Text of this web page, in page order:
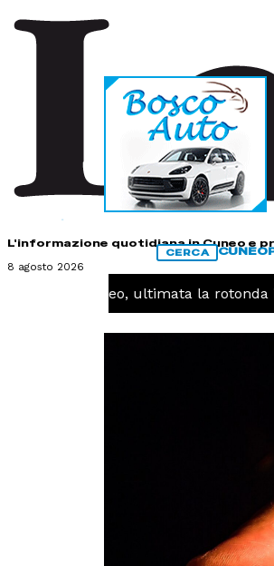
L'informazione quotidiana in Cuneo e
8 agosto 2026
CERCA CUNEO
Cuneo, ultimata la rotonda in